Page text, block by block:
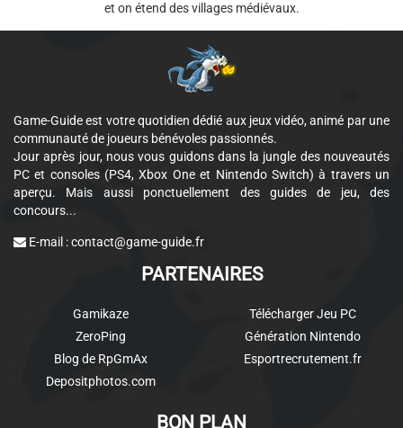
et on étend des villages médiévaux.
Game-Guide est votre quotidien dédié aux jeux vidéo, animé par une
communauté de joueurs bénévoles passionnés.
Jour après jour, nous vous guidons dans la jungle des nouveautés
PC et consoles (PS4, Xbox One et Nintendo Switch) à travers un
aperçu. Mais aussi ponctuellement des guides de jeu, des
concours...
E-mail :contact@game-guide.fr
PARTENAIRES
Gamikaze
ZeroPing
Blog de RpGmAx
Depositphotos.com
Télécharger Jeu PC
Génération Nintendo
Esportrecrutement.fr
BON PLAN